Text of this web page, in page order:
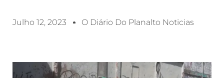
Julho 12, 2023 O Diário Do Planalto Noticias